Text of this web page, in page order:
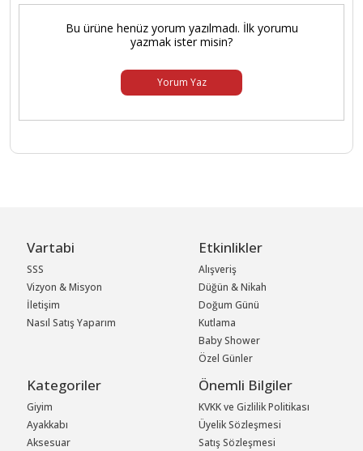
Bu ürüne henüz yorum yazılmadı. İlk yorumu
yazmak ister misin?
Yorum Yaz
Vartabi
SSS
Vizyon & Misyon
İletişim
Nasıl Satış Yaparım
Etkinlikler
Alışveriş
Düğün & Nikah
Doğum Günü
Kutlama
Baby Shower
Özel Günler
Kategoriler
Giyim
Ayakkabı
Aksesuar
Önemli Bilgiler
KVKK ve Gizlilik Politikası
Üyelik Sözleşmesi
Satış Sözleşmesi